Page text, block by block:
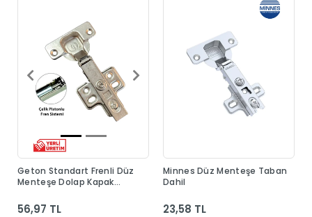
Geton Standart Frenli Düz
Menteşe Dolap Kapak
56,97 TL
Minnes Düz Menteşe Taban
Dahil
23,58 TL